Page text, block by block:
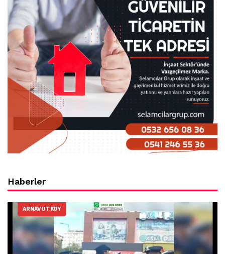
Haberler
ARNAVUTKÖY